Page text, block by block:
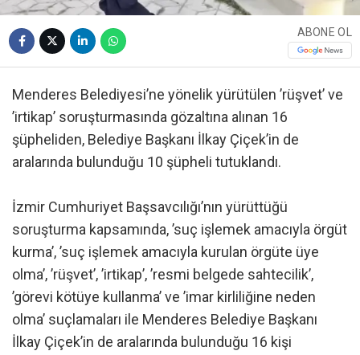
ABONE OL
Menderes Belediyesi’ne yönelik yürütülen ’rüşvet’ ve
’irtikap’ soruşturmasında gözaltına alınan 16
şüpheliden, Belediye Başkanı İlkay Çiçek’in de
aralarında bulunduğu 10 şüpheli tutuklandı.
İzmir Cumhuriyet Başsavcılığı’nın yürüttüğü
soruşturma kapsamında, ’suç işlemek amacıyla örgüt
kurma’, ’suç işlemek amacıyla kurulan örgüte üye
olma’, ’rüşvet’, ’irtikap’, ’resmi belgede sahtecilik’,
’görevi kötüye kullanma’ ve ’imar kirliliğine neden
olma’ suçlamaları ile Menderes Belediye Başkanı
İlkay Çiçek’in de aralarında bulunduğu 16 kişi